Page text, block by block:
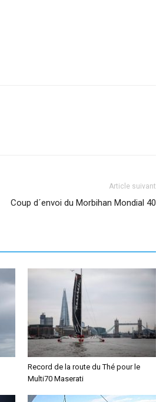
Article suivant
Coup d´envoi du Morbihan Mondial 40
Record de la route du Thé pour le
Multi70 Maserati